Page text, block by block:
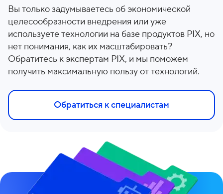
Вы только задумываетесь об экономической
целесообразности внедрения или уже
используете технологии на базе продуктов PIX, но
нет понимания, как их масштабировать?
Обратитесь к экспертам PIX, и мы поможем
получить максимальную пользу от технологий.
Обратиться к специалистам